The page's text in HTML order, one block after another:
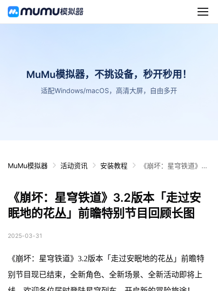
MuMu模拟器，不挑设备，秒开秒用！
适配Windows/macOS，高清大屏，自由多开
MuMu模拟器 活动资讯 安装教程
《崩坏：星穹铁道》3.
顾长图
《崩坏：星穹铁道》3.2版本「走过安
眠地的花丛」前瞻特别节目回顾长图
2025-03-31
《崩坏：星穹铁道》3.2版本「走过安眠地的花丛」前瞻特
别节目现已结束，全新角色、全新场景、全新活动即将上